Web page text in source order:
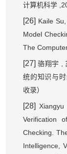
计算机科学
[26] Kaile
Model
The
[27]骆翔宇
统的知识与时
收录）
[28]
Verification
Checking.
Intelligence,